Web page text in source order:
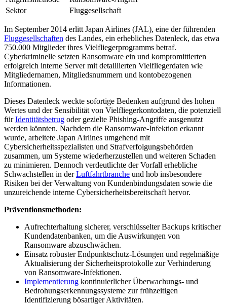
Sektor
Fluggesellschaft
Im September 2014 erlitt Japan Airlines (JAL), eine der führenden
Fluggesellschaften des Landes, ein erhebliches Datenleck, das etwa
750.000 Mitglieder ihres Vielfliegerprogramms betraf.
Cyberkriminelle setzten Ransomware ein und kompromittierten
erfolgreich interne Server mit detaillierten Vielfliegerdaten wie
Mitgliedernamen, Mitgliedsnummern und kontobezogenen
Informationen.
Dieses Datenleck weckte sofortige Bedenken aufgrund des hohen
Wertes und der Sensibilität von Vielfliegerkontodaten, die potenziell
fürIdentitätsbetrug oder gezielte Phishing-Angriffe ausgenutzt
werden könnten. Nachdem die Ransomware-Infektion erkannt
wurde, arbeitete Japan Airlines umgehend mit
Cybersicherheitsspezialisten und Strafverfolgungsbehörden
zusammen, um Systeme wiederherzustellen und weiteren Schaden
zu minimieren. Dennoch verdeutlichte der Vorfall erhebliche
Schwachstellen in derLuftfahrtbranche und hob insbesondere
Risiken bei der Verwaltung von Kundenbindungsdaten sowie die
unzureichende interne Cybersicherheitsbereitschaft hervor.
Präventionsmethoden:
Aufrechterhaltung sicherer, verschlüsselter Backups kritischer
Kundendatenbanken, um die Auswirkungen von
Ransomware abzuschwächen.
Einsatz robuster Endpunktschutz-Lösungen und regelmäßige
Aktualisierung der Sicherheitsprotokolle zur Verhinderung
von Ransomware-Infektionen.
Implementierung kontinuierlicher Überwachungs- und
Bedrohungserkennungssysteme zur frühzeitigen
Identifizierung bösartiger Aktivitäten.